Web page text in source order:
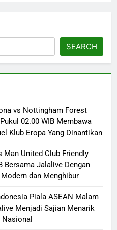
SEARCH
vs Nottingham Forest
02.00 WIB Membawa
Klub Eropa Yang Dinantikan
Man United Club Friendly
Bersama Jalalive Dengan
dan Menghibur
Piala ASEAN Malam
Menjadi Sajian Menarik